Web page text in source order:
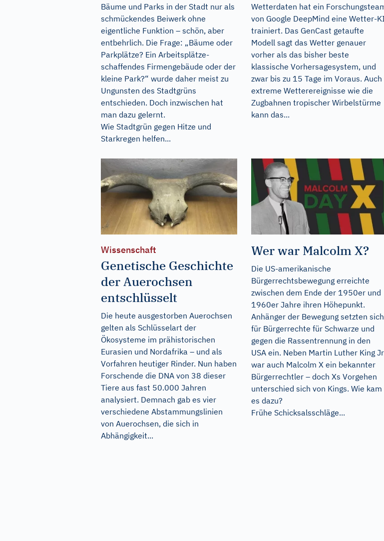
Bäume und Parks in der Stadt nur als
schmückendes Beiwerk ohne
eigentliche Funktion – schön, aber
entbehrlich. Die Frage: „Bäume oder
Parkplätze? Ein Arbeitsplätze-
schaffendes Firmengebäude oder der
kleine Park?“ wurde daher meist zu
Ungunsten des Stadtgrüns
entschieden. Doch inzwischen hat
man dazu gelernt.
Wie Stadtgrün gegen Hitze und
Starkregen helfen...
Wetterdaten hat ein
von Google DeepMind eine Wetter-
trainiert. Das GenCast getaufte
Modell sagt das Wetter genauer
vorher als das bisher beste
klassische Vorhersagesystem, und
zwar bis zu 15 Tage im Voraus. Auch
extreme Wetterereignisse wie die
Zugbahnen tropischer Wirbelstürme
kann das...
Wissenschaft
Genetische Geschichte
der Auerochsen
entschlüsselt
Die heute ausgestorben Auerochsen
gelten als Schlüsselart der
Ökosysteme im prähistorischen
Eurasien und Nordafrika – und als
Vorfahren heutiger Rinder. Nun haben
Forschende die DNA von 38 dieser
Tiere aus fast 50.000 Jahren
analysiert. Demnach gab es vier
verschiedene Abstammungslinien
von Auerochsen, die sich in
Abhängigkeit...
Wer war Malcolm X?
Die US-amerikanische
Bürgerrechtsbewegung erreichte
zwischen dem Ende der 1950er und
1960er Jahre ihren Höhepunkt.
Anhänger der Bewegung setzten sich
für Bürgerrechte für Schwarze und
gegen die Rassentrennung in den
USA ein. Neben Martin Luther King
war auch Malcolm X ein bekannter
Bürgerrechtler – doch Xs Vorgehen
unterschied sich von Kings. Wie kam
es dazu?
Frühe Schicksalsschläge...